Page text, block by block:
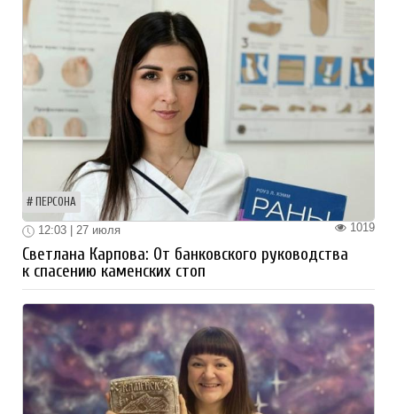
ПЕРСОНА
1019
12:03 | 27 июля
Светлана Карпова: От банковского руководства
к спасению каменских стоп